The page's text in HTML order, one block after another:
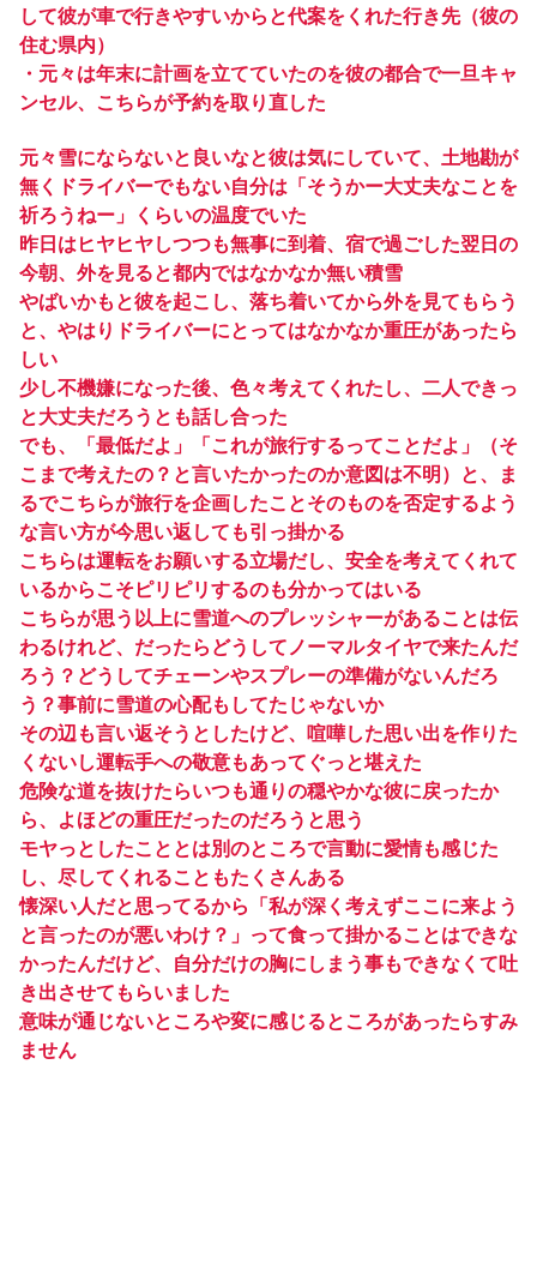
して彼が車で行きやすいからと代案をくれた行き先（彼の
住む県内）
・元々は年末に計画を立てていたのを彼の都合で一旦キャ
ンセル、こちらが予約を取り直した
元々雪にならないと良いなと彼は気にしていて、土地勘が
無くドライバーでもない自分は「そうかー大丈夫なことを
祈ろうねー」くらいの温度でいた
昨日はヒヤヒヤしつつも無事に到着、宿で過ごした翌日の
今朝、外を見ると都内ではなかなか無い積雪
やばいかもと彼を起こし、落ち着いてから外を見てもらう
と、やはりドライバーにとってはなかなか重圧があったら
しい
少し不機嫌になった後、色々考えてくれたし、二人できっ
と大丈夫だろうとも話し合った
でも、「最低だよ」「これが旅行するってことだよ」（そ
こまで考えたの？と言いたかったのか意図は不明）と、ま
るでこちらが旅行を企画したことそのものを否定するよう
な言い方が今思い返しても引っ掛かる
こちらは運転をお願いする立場だし、安全を考えてくれて
いるからこそピリピリするのも分かってはいる
こちらが思う以上に雪道へのプレッシャーがあることは伝
わるけれど、だったらどうしてノーマルタイヤで来たんだ
ろう？どうしてチェーンやスプレーの準備がないんだろ
う？事前に雪道の心配もしてたじゃないか
その辺も言い返そうとしたけど、喧嘩した思い出を作りた
くないし運転手への敬意もあってぐっと堪えた
危険な道を抜けたらいつも通りの穏やかな彼に戻ったか
ら、よほどの重圧だったのだろうと思う
モヤっとしたこととは別のところで言動に愛情も感じた
し、尽してくれることもたくさんある
懐深い人だと思ってるから「私が深く考えずここに来よう
と言ったのが悪いわけ？」って食って掛かることはできな
かったんだけど、自分だけの胸にしまう事もできなくて吐
き出させてもらいました
意味が通じないところや変に感じるところがあったらすみ
ません